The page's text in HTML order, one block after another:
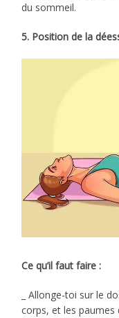
du sommeil.
5. Position de la
Ce qu’il faut faire :
_ Allonge-toi sur le
corps, et les paumes